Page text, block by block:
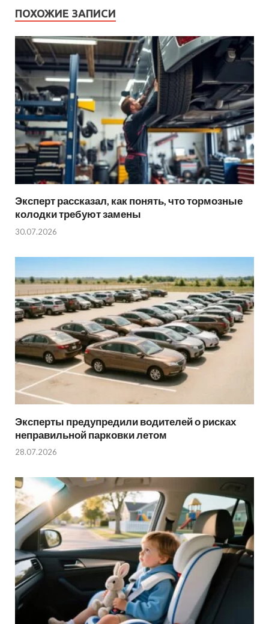
ПОХОЖИЕ ЗАПИСИ
Эксперт рассказал, как понять, что тормозные
колодки требуют замены
30.07.2026
Эксперты предупредили водителей о рисках
неправильной парковки летом
28.07.2026